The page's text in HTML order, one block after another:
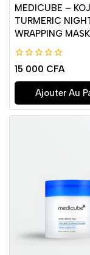
MEDICUBE –
TURMERIC
WRAPPING MASK
0
de
5
15 000 CFA
Ajouter Au